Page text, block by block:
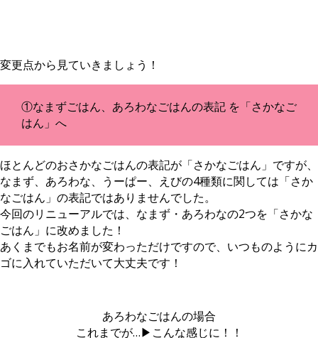
変更点から見ていきましょう！
①なまずごはん、あろわなごはんの表記 を「さかなご
はん」へ
ほとんどのおさかなごはんの表記が「さかなごはん」ですが、
なまず、あろわな、うーぱー、えびの4種類に関しては「さか
なごはん」の表記ではありませんでした。
今回のリニューアルでは、なまず・あろわなの2つを「さかな
ごはん」に改めました！
あくまでもお名前が変わっただけですので、いつものようにカ
ゴに入れていただいて大丈夫です！
あろわなごはんの場合
これまでが…▶こんな感じに！！